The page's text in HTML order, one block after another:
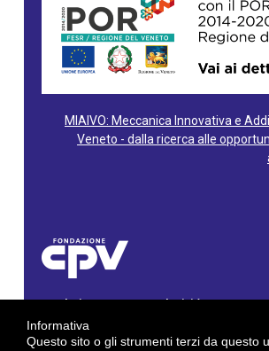
MIAIVO: Meccanica Innovativa e
Veneto - dalla ricerca alle
Fondazione Centro Produttività Veneto
Via Gioacchino Rossini, 60 - 36100 Vicenza -
Tel. 0444/960500 - Fax 0444/1932220
Informativa
Questo sito o gli strumenti terzi da questo